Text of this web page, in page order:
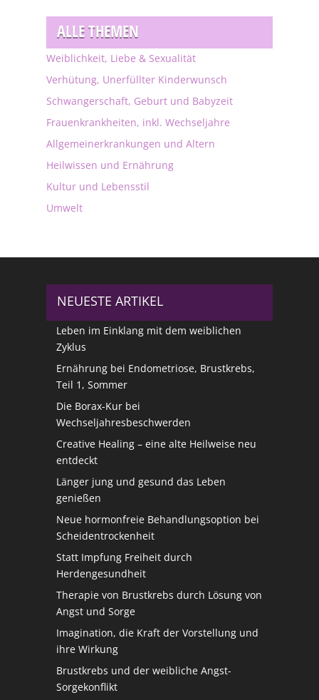
ALLE THEMEN
Weiblichkeit, Liebe & Sexualität
Verhütung, Unerfüllter Kinderwunsch
Schwangerschaft, Geburt und Babyzeit
Frauenkrankheiten, inkl. Wechseljahre
Allgemeinerkrankungen und Altern
Heilwissen und Ernährung
Kultur und Lebensstil
Umwelt
NEUESTE ARTIKEL
Leben im Einklang mit dem weiblichen
Zyklus
Ernährung bei Endometriose, Brustkrebs,
Teil 1, Sommer
Die Borax-Kur bei
Wechseljahresbeschwerden
Creative Healing – eine alte Heilweise neu
entdeckt
Länger jung und gesund das Leben
genießen
Neue hormonfreie Behandlungsoption bei
Scheidentrockenheit
Statt Impfung Freiheit durch
Herdengesundheit
Therapie von Brustkrebs durch Lösung von
Angst und Sorge
Imagination, die Kraft der Vorstellung und
ihre Wirkung
Brustkrebs und der weibliche Angst-
Sorgekonflikt